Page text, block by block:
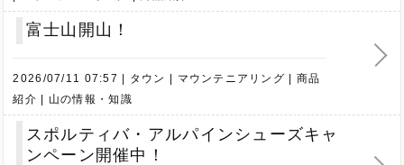
富士山開山！
2026/07/11 07:57 タウン マウンテニアリング
商品
紹介
山の情報・知識
スポルティバ・アルパインシューズキャ
ンペーン開催中！